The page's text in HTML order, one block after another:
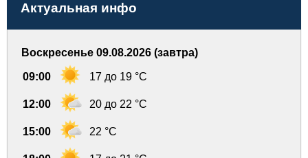
Актуальная инфо
Воскресенье 09.08.2026 (завтра)
09:00 17 до 19 °C
12:00 20 до 22 °C
15:00 22 °C